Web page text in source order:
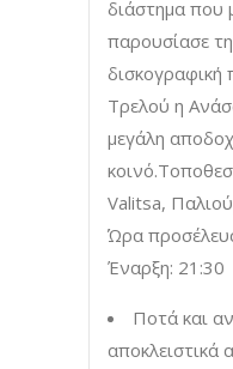
διάστημα που
παρουσίασε
δισκογραφική
Τρελού η
μεγάλη
Valitsa,
Ώρα
Έναρξη: 21:30
Ποτά και